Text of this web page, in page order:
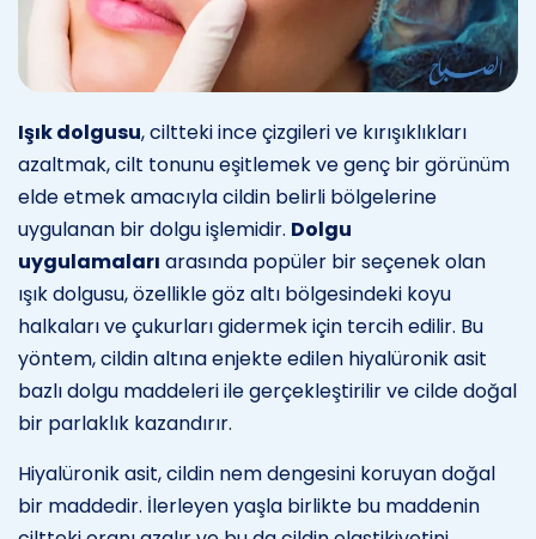
Işık dolgusu, ciltteki ince çizgileri ve kırışıklıkları
azaltmak, cilt tonunu eşitlemek ve genç bir görünüm
elde etmek amacıyla cildin belirli bölgelerine
uygulanan bir dolgu işlemidir. Dolgu
uygulamaları arasında popüler bir seçenek olan
ışık dolgusu, özellikle göz altı bölgesindeki koyu
halkaları ve çukurları gidermek için tercih edilir. Bu
yöntem, cildin altına enjekte edilen hiyalüronik asit
bazlı dolgu maddeleri ile gerçekleştirilir ve cilde doğal
bir parlaklık kazandırır.
Hiyalüronik asit, cildin nem dengesini koruyan doğal
bir maddedir. İlerleyen yaşla birlikte bu maddenin